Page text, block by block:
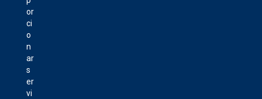
or
ci
o
n
ar
s
er
vi